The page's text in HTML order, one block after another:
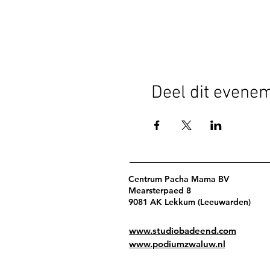
Deel dit
Centrum Pacha Mama BV
Mearsterpaed 8
9081 AK Lekkum (Leeuwarden)
www.studiobadeend.com
www.podiumzwaluw.nl